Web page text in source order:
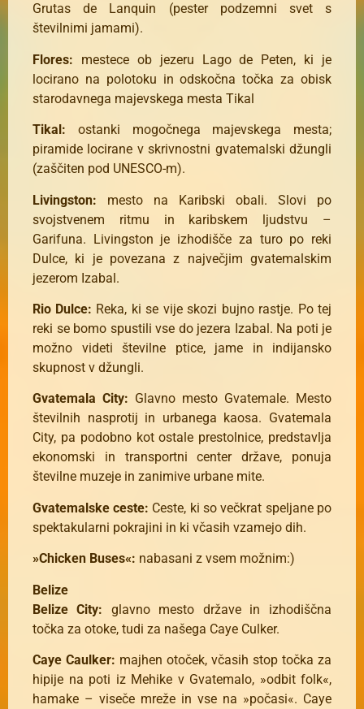
Grutas de Lanquin (pester podzemni svet s
številnimi jamami).
Flores: mestece ob jezeru Lago de Peten, ki je
locirano na polotoku in odskočna točka za obisk
starodavnega majevskega mesta Tikal
Tikal: ostanki mogočnega majevskega mesta;
piramide locirane v skrivnostni gvatemalski džungli
(zaščiten pod UNESCO-m).
Livingston: mesto na Karibski obali. Slovi po
svojstvenem ritmu in karibskem ljudstvu –
Garifuna. Livingston je izhodišče za turo po reki
Dulce, ki je povezana z največjim gvatemalskim
jezerom Izabal.
Rio Dulce: Reka, ki se vije skozi bujno rastje. Po tej
reki se bomo spustili vse do jezera Izabal. Na poti je
možno videti številne ptice, jame in indijansko
skupnost v džungli.
Gvatemala City: Glavno mesto Gvatemale. Mesto
številnih nasprotij in urbanega kaosa. Gvatemala
City, pa podobno kot ostale prestolnice, predstavlja
ekonomski in transportni center države, ponuja
številne muzeje in zanimive urbane mite.
Gvatemalske ceste: Ceste, ki so večkrat speljane po
spektakularni pokrajini in ki včasih vzamejo dih.
»Chicken Buses«: nabasani z vsem možnim:)
Belize
Belize City: glavno mesto države in izhodiščna
točka za otoke, tudi za našega Caye Culker.
Caye Caulker: majhen otoček, včasih stop točka za
hipije na poti iz Mehike v Gvatemalo, »odbit folk«,
hamake – viseče mreže in vse na »počasi«. Caye